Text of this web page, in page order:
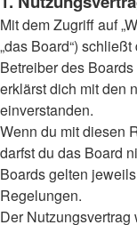
Mit dem Zugriff auf
„das Board“)
Betreiber des
erklärst dich mit den
einverstanden.
Wenn du mit diesen
darfst du das Board
Boards gelten
Regelungen.
Der